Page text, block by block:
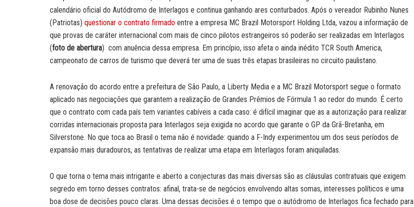
calendário oficial do Autódromo de Interlagos e continua ganhando ares conturbados. Após o vereador Rubinho Nunes
(Patriotas) questionar o contrato firmado entre a empresa MC Brazil Motorsport Holding Ltda, vazou a informação de
que provas de caráter internacional com mais de cinco pilotos estrangeiros só poderão ser realizadas em Interlagos
(foto de abertura) com anuência dessa empresa. Em princípio, isso afeta o ainda inédito TCR South America,
campeonato de carros de turismo que deverá ter uma de suas três etapas brasileiras no circuito paulistano.
A renovação do acordo entre a prefeitura de São Paulo, a Liberty Media e a MC Brazil Motorsport segue o formato
aplicado nas negociações que garantem a realização de Grandes Prêmios de Fórmula 1 ao redor do mundo. É certo
que o contrato com cada país tem variantes cabíveis a cada caso: é difícil imaginar que as a autorização para realizar
corridas internacionais proposta para Interlagos seja exigida no acordo que garante o GP da Grã-Bretanha, em
Silverstone. No que toca ao Brasil o tema não é novidade: quando a F-Indy experimentou um dos seus períodos de
expansão mais duradouros, as tentativas de realizar uma etapa em Interlagos foram aniquiladas.
O que torna o tema mais intrigante e aberto a conjecturas das mais diversas são as cláusulas contratuais que exigem
segredo em torno desses contratos: afinal, trata-se de negócios envolvendo altas somas, interesses políticos e uma
boa dose de decisões pouco claras. Uma dessas decisões é o tempo que o autódromo de Interlagos fica fechado para